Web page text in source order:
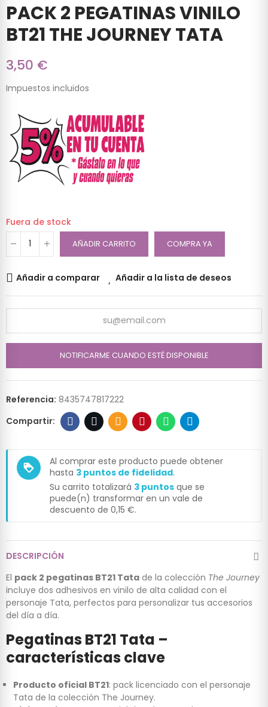
PACK 2 PEGATINAS VINILO
BT21 THE JOURNEY TATA
3,50 €
Impuestos incluidos
Fuera de stock
AÑADIR CARRITO COMPRA YA
Añadir a comparar Añadir a la lista de deseos
NOTIFICARME CUANDO ESTÉ DISPONIBLE
Referencia: 8435747817222
loyalty
Al comprar este producto puede obtener
hasta 3 puntos de fidelidad.
Su carrito totalizará 3 puntos que se
puede(n) transformar en un vale de
descuento de 0,15 €.
DESCRIPCIÓN
El pack 2 pegatinas BT21 Tata de la colección The Journey
incluye dos adhesivos en vinilo de alta calidad con el
personaje Tata, perfectos para personalizar tus accesorios
del día a día.
Pegatinas BT21 Tata –
características clave
Producto oficial BT21: pack licenciado con el personaje
Tata de la colección The Journey.